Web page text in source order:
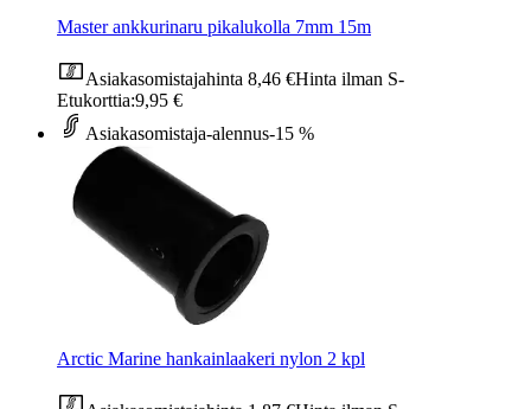
Master ankkurinaru pikalukolla 7mm 15m
Asiakasomistajahinta 8,46 €Hinta ilman S-
Etukorttia:9,95 €
Asiakasomistaja-alennus-15 %
Arctic Marine hankainlaakeri nylon 2 kpl